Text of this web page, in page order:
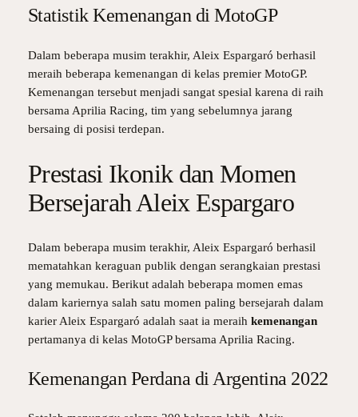
Statistik Kemenangan di MotoGP
Dalam beberapa musim terakhir, Aleix Espargaró berhasil
meraih beberapa kemenangan di kelas premier MotoGP.
Kemenangan tersebut menjadi sangat spesial karena di raih
bersama Aprilia Racing, tim yang sebelumnya jarang
bersaing di posisi terdepan.
Prestasi Ikonik dan Momen
Bersejarah Aleix Espargaro
Dalam beberapa musim terakhir, Aleix Espargaró berhasil
mematahkan keraguan publik dengan serangkaian prestasi
yang memukau. Berikut adalah beberapa momen emas
dalam kariernya salah satu momen paling bersejarah dalam
karier Aleix Espargaró adalah saat ia meraih kemenangan
pertamanya di kelas MotoGP bersama Aprilia Racing.
Kemenangan Perdana di Argentina 2022